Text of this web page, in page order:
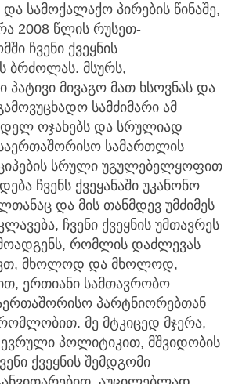
სამოქალაქო პირების წინაშე,
2008 წლის რუსეთ-
ჩვენი ქვეყნის
ბრძოლას. მსურს,
პატივი მივაგო მათ ხსოვნას და
სამძიმარი ამ
ოჯახებს და სრულიად
სამართლის
სრული უგულებელყოფით
ჩვენს ქვეყანაში უკანონო
და მის თანმდევ უმძიმეს
ჩვენი ქვეყნის უმთავრეს
რომლის დაძლევას
მხოლოდ და მხოლოდ,
ერთიანი სამთავრობო
პარტნიორებთან
მე მტკიცედ მჯერა,
პოლიტიკით, მშვიდობის
ქვეყნის შემდგომი